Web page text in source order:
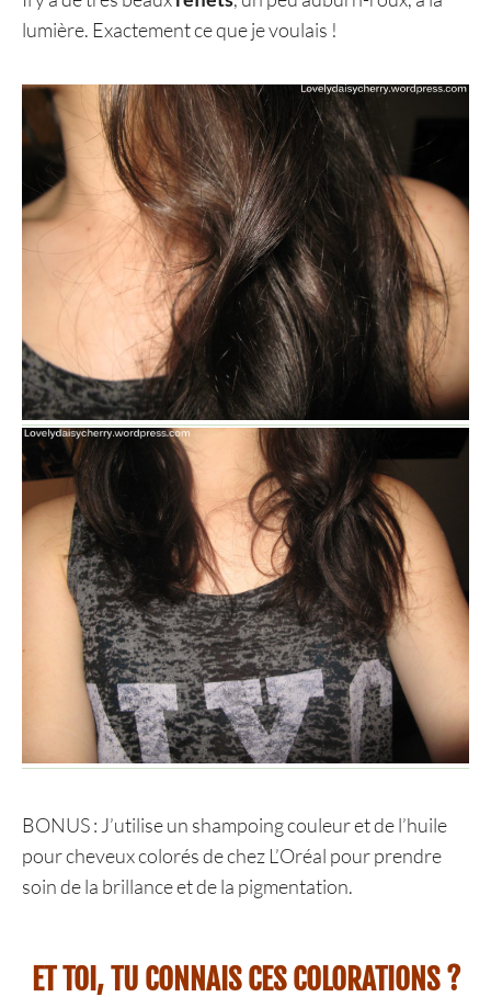
lumière. Exactement ce que je voulais !
BONUS : J’utilise un shampoing couleur et de l’huile
pour cheveux colorés de chez L’Oréal pour prendre
soin de la brillance et de la pigmentation.
ET TOI, TU CONNAIS CES COLORATIONS ?